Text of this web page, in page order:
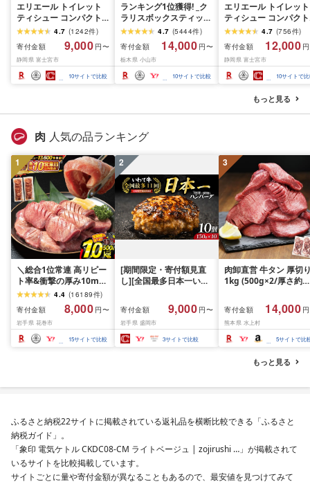
エリエール トイレット
ティシュー コンパクト
シングル [個数が選べ
る:16・32・64 ロール]
1.5倍巻 82.5m トイレッ
トペーパー シングル パ
ルプ100% 香りつき 日用
品 消耗品 備蓄 ふるさと
4.7 (1242件)
寄付金額
9,000 円〜
静岡県 富士宮市
10サイトで比較
ランキング1位獲得! _ク
ラリスボックスティッシ
ュ60箱(1箱220組(440
枚))(5個入り×12セット)_
ティッシュ ティッシュ
ペーパー 日用品 常備品
生活用品 まとめ買い [配
送不可地域:離島・沖縄
4.7 (5444件)
寄付金額
14,000 円〜
栃木県 小山市
10サイトで比較
エリエール トイレット
ティシュー コンパクト
ダブル [選べるロール
数:32・64 ロール] 1.5
巻 45m トイレットペ
パー ダブル パルプ
香りつき 日用品 消耗
備蓄 ふるさと納税 ふ
さと 送料無料 静岡県
4.7 (756件)
寄付金額
12,000
静岡県 富士宮市
10サイトで
もっと見る
肉 人気の品ランキング
1
＼総合1位常連 高リピー
ト率&衝撃の厚み10mm
厚切り牛タン 塩味/ ≪ス
ピード発送!!10営業日以
内発送≫ 選べる内容量
500g / 1kg 定期便 毎月
届く 牛肉 肉 BBQ ふるさ
と 人気 ランキング 岩手
4.4 (16189件)
寄付金額
8,000 円〜
岩手県 花巻市
15サイトで比較
2
[期間限定・寄付額見直
し][全国最多日本一いわ
1.5kg(150g×10個) いわ
て牛 × 岩中豚 ハンバー
グ 合挽き 合い挽き 黒毛
和牛 人気 冷凍 個包装 小
分け 冷凍 牛肉 豚肉 和牛
キング 1位 1万円以下 岩
寄付金額 9,000 円〜
岩手県 盛岡市
3サイトで比較
3
肉卸直営 牛タン 厚切
1kg (500g×2/厚さ約
牛肉 焼肉 冷凍 スライ
業務用 バーベキュー
BBQ おつまみ ギフト
祝い お中元 夏ギフト
寄付金額 14,000
熊本県 水上村
5サイトで比
もっと見る
ふるさと納税22サイトに掲載されている返礼品を横断比較できる「ふるさと
納税ガイド」。
「象印 電気ケトル CKDC08-CM ライトベージュ | zojirushi …」が掲載されて
いるサイトを比較掲載しています。
サイトごとに量や寄付金額が異なることもあるので、最安値を見つけてみて